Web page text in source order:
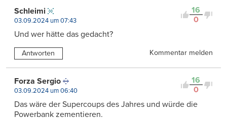
16
0
Schleimi
03.09.2024 um 07:43
Und wer hätte das gedacht?
Antworten Kommentar melden
16
0
Forza Sergio
03.09.2024 um 06:40
Das wäre der Supercoups des Jahres und würde die
Powerbank zementieren.